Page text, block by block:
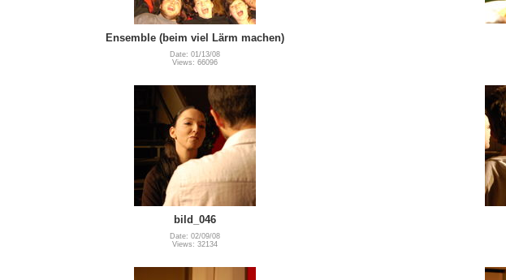
Ensemble (beim viel Lärm machen)
Date: 01/13/08
Views: 66096
bild_046
Date: 02/09/08
Views: 32134